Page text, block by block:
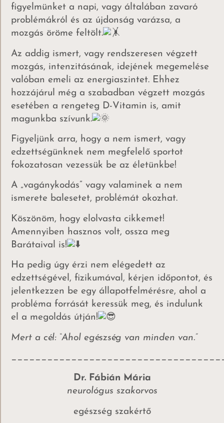
figyelmünket a napi, vagy általában zavaró
problémákról és az újdonság varázsa, a
mozgás öröme feltölt.
Az addig ismert, vagy rendszeresen végzett
mozgás, intenzitásának, idejének megemelése
valóban emeli az energiaszintet. Ehhez
hozzájárul még a szabadban végzett mozgás
esetében a rengeteg D-Vitamin is, amit
magunkba szívunk.
Figyeljünk arra, hogy a nem ismert, vagy
edzettségünknek nem megfelelő sportot
fokozatosan vezessük be az életünkbe!
A „vagánykodás” vagy valaminek a nem
ismerete balesetet, problémát okozhat.
Köszönöm, hogy elolvasta cikkemet!
Amennyiben hasznos volt, ossza meg
Barátaival is!
Ha pedig úgy érzi nem elégedett az
edzettségével, fizikumával, kérjen időpontot, és
jelentkezzen be egy állapotfelmérésre, ahol a
probléma forrását keressük meg, és indulunk
el a megoldás útján!
Mert a cél: “Ahol egészség van minden van.”
Dr. Fábián Mária
neurológus szakorvos
egészség szakértő